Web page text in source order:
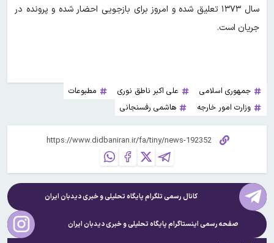
سال ۱۳۷۳ تعلیق شده و امروز برای بازجویی احضار شده و پرونده در
جریان است.
جمهوری اسلامی علی اکبر ناطق نوری
مطبوعات
وزارت امور خارجه
هاشمی رفسنجانی
کانال رسمی تلگرام پایگاه تحلیلی و خبریدیدبان ایران
صفحه رسمی اینستاگرام پایگاه تحلیلی و خبریدیدبان ایران